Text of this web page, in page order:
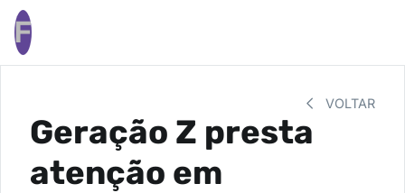
F
VOLTAR
Geração Z presta
atenção em